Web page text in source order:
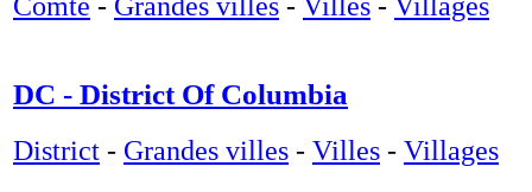
Comté - Grandes villes - Villes - Villages
DC - District Of Columbia
District - Grandes villes - Villes - Villages